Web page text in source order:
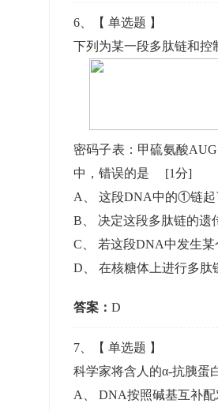
6 、【 单选题 】
下列为某一段多肽链和
密码子表：甲硫氨酸
中，错误的是 [1分]
A
这段DNA中的①链起
B
决定这段多肽链的遗
C
若这段DNA中发生
D
在核糖体上进行多肽
答案： D
7 、【 单选题 】
科学家将含人的α-抗胰蛋
A
DNA按照碱基互补配